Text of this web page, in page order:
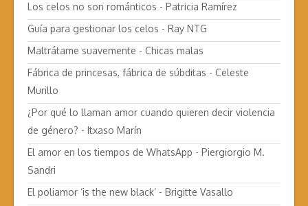
Los celos no son románticos - Patricia Ramírez
Guía para gestionar los celos - Ray NTG
Maltrátame suavemente - Chicas malas
Fábrica de princesas, fábrica de súbditas - Celeste
Murillo
¿Por qué lo llaman amor cuando quieren decir violencia
de género? - Itxaso Marín
El amor en los tiempos de WhatsApp - Piergiorgio M.
Sandri
El poliamor ‘is the new black’ - Brigitte Vasallo